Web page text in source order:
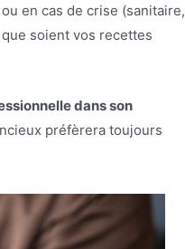
en cas de crise (sanitaire,
soient vos recettes
dans son
préfèrera toujours